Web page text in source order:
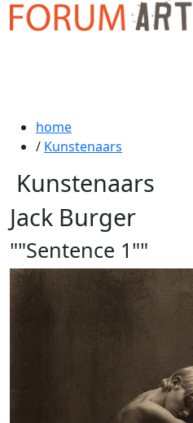
home
/ Kunstenaars
Kunstenaars
Jack Burger
""Sentence 1""